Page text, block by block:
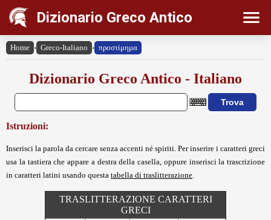
Dizionario Greco Antico
Home › Greco-Italiano › προστίμημα
Dizionario Greco Antico - Italiano
Istruzioni:
Inserisci la parola da cercare senza accenti né spiriti. Per inserire i caratteri greci
usa la tastiera che appare a destra della casella, oppure inserisci la trascrizione
in caratteri latini usando questa tabella di traslitterazione
TRASLITTERAZIONE CARATTERI
GRECI